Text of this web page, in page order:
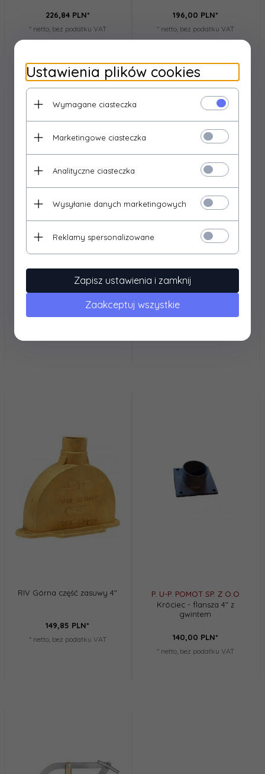
226,84 PLN*
* netto, bez podatku VAT
196,00 PLN*
* netto, bez podatku VAT
Pokrywa zasuwy 4" MZ
175,54 PLN*
Króciec - flansza 6" z
160,00 PLN*
RIV Górna część zasuwy 4"
149,85 PLN*
* netto, bez podatku VAT
P. U-P. POMOT SP. Z O.O
Króciec - flansza 4" z
gwintem
140,00 PLN*
* netto, bez podatku VAT
Ustawienia plików cookies
Wymagane ciasteczka
Marketingowe ciasteczka
Analityczne ciasteczka
Wysyłanie danych marketingowych
Reklamy spersonalizowane
Zapisz ustawienia i zamknij
Zaakceptuj wszystkie